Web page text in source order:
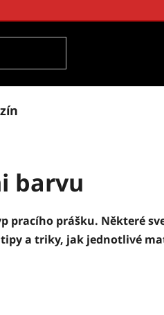
barvu
prášku. Některé
a triky, jak jednotlivé